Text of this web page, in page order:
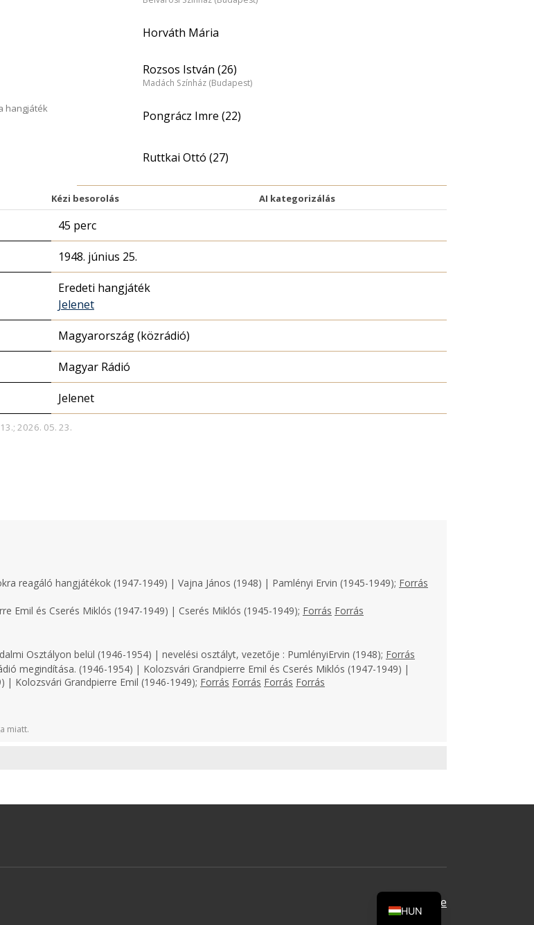
hangjáték
Horváth Mária
Rozsos István (26)
Madách Színház (Budapest)
Pongrácz Imre (22)
Ruttkai Ottó (27)
Kézi besorolás AI kategorizálás
45 perc
1948. június 25.
Eredeti hangjáték
Jelenet
Magyarország (közrádió)
Magyar Rádió
Jelenet
2026. 05. 23.
reagáló hangjátékok (1947-1949) | Vajna János (1948) | Pamlényi Ervin (1945-1949); Forrás
Emil és Cserés Miklós (1947-1949) | Cserés Miklós (1945-1949); Forrás Forrás
Osztályon belül (1946-1954) | nevelési osztályt, vezetője : PumlényiErvin (1948); Forrás
megindítása. (1946-1954) | Kolozsvári Grandpierre Emil és Cserés Miklós (1947-1949) |
| Kolozsvári Grandpierre Emil (1946-1949); Forrás Forrás Forrás Forrás
miatt.
Oldal tetejére
HUN